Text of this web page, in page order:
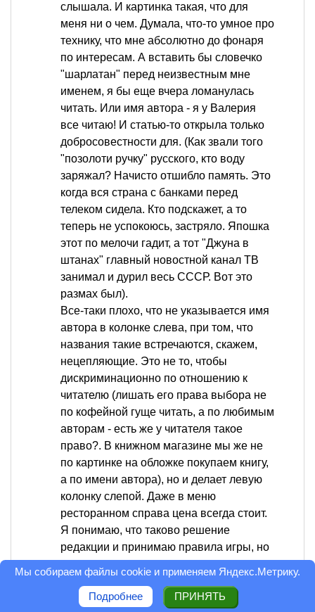
слышала. И картинка такая, что для
меня ни о чем. Думала, что-то умное про
технику, что мне абсолютно до фонаря
по интересам. А вставить бы словечко
"шарлатан" перед неизвестным мне
именем, я бы еще вчера ломанулась
читать. Или имя автора - я у Валерия
все читаю! И статью-то открыла только
добросовестности для. (Как звали того
"позолоти ручку" русского, кто воду
заряжал? Начисто отшибло память. Это
когда вся страна с банками перед
телеком сидела. Кто подскажет, а то
теперь не успокоюсь, застряло. Япошка
этот по мелочи гадит, а тот "Джуна в
штанах" главный новостной канал ТВ
занимал и дурил весь СССР. Вот это
размах был).
Все-таки плохо, что не указывается имя
автора в колонке слева, при том, что
названия такие встречаются, скажем,
нецепляющие. Это не то, чтобы
дискриминационно по отношению к
читателю (лишать его права выбора не
по кофейной гуще читать, а по любимым
авторам - есть же у читателя такое
право?. В книжном магазине мы же не
по картинке на обложке покупаем книгу,
а по имени автора), но и делает левую
колонку слепой. Даже в меню
ресторанном справа цена всегда стоит.
Я понимаю, что таково решение
редакции и принимаю правила игры, но
все-таки хотелось знать: почему
решение именно такое - дать всем
писантам равный шанс быть
Мы собираем файлы cookie и применяем Яндекс.Метрику.
Подробнее ПРИНЯТЬ